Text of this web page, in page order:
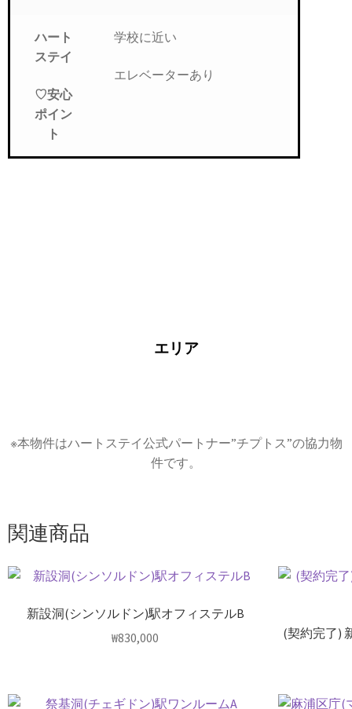
ハート
ステイ
♡安心
ポイン
ト
学校に近い
エレベーターあり
エリア
※本物件はハートステイ公式パートナー”チプトス”の協力物
件です。
関連商品
新設洞(シンソルドン)駅オフィステルB
₩830,000 (契約完了)